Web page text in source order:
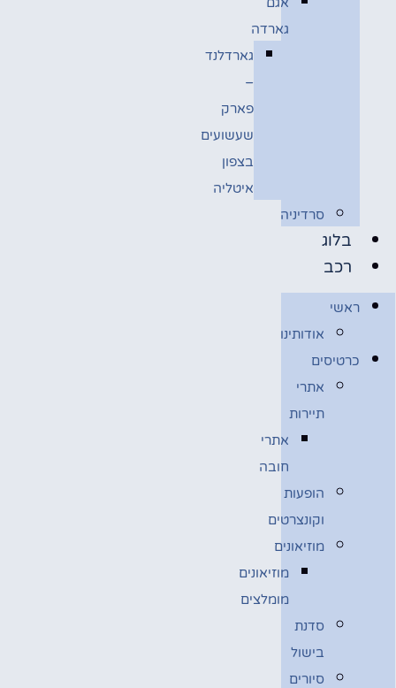
גארדה
גארדלנד
–
פארק
שעשועים
בצפון
איטליה
סרדיניה
בלוג
רכב
ראשי
אודותינו
כרטיסים
אתרי
תיירות
אתרי
חובה
הופעות
וקונצרטים
מוזיאונים
מוזיאונים
מומלצים
סדנת
בישול
סיורים